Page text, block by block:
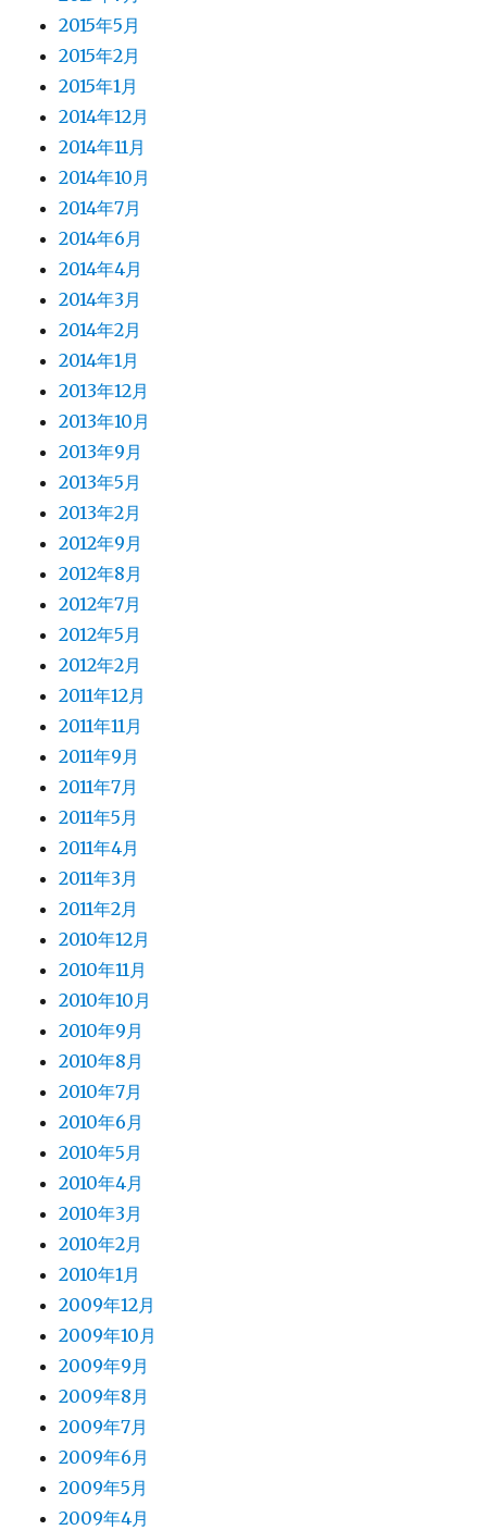
2015年5月
2015年2月
2015年1月
2014年12月
2014年11月
2014年10月
2014年7月
2014年6月
2014年4月
2014年3月
2014年2月
2014年1月
2013年12月
2013年10月
2013年9月
2013年5月
2013年2月
2012年9月
2012年8月
2012年7月
2012年5月
2012年2月
2011年12月
2011年11月
2011年9月
2011年7月
2011年5月
2011年4月
2011年3月
2011年2月
2010年12月
2010年11月
2010年10月
2010年9月
2010年8月
2010年7月
2010年6月
2010年5月
2010年4月
2010年3月
2010年2月
2010年1月
2009年12月
2009年10月
2009年9月
2009年8月
2009年7月
2009年6月
2009年5月
2009年4月